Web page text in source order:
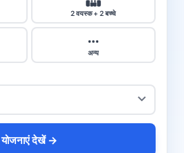
2 वयस्क + 2 बच्चे
अन्य
योजनाएं देखें →